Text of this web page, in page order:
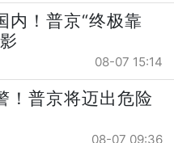
内！普京“终极靠
08-07 15:14
！普京将迈出危险
08-07 09:36